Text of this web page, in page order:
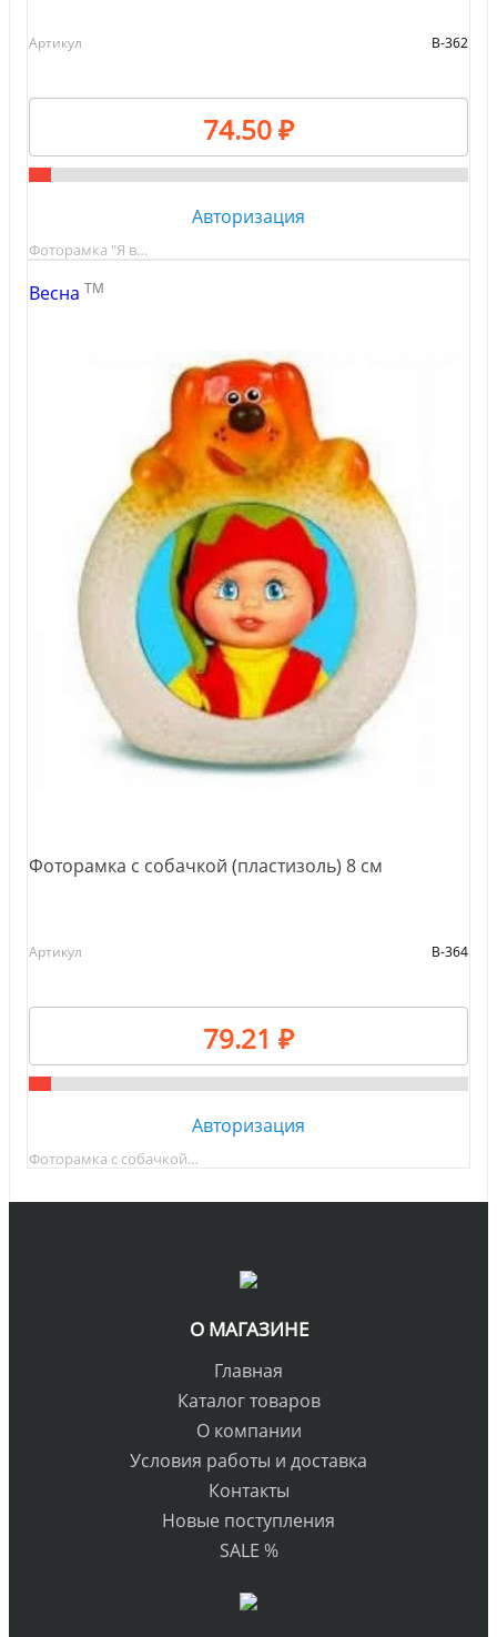
Артикул В-362
74.50 ₽
Авторизация
Фоторамка "Я в…
Весна TM
Фоторамка с собачкой (пластизоль) 8 см
Артикул В-364
79.21 ₽
Авторизация
Фоторамка с собачкой…
О МАГАЗИНЕ
Главная
Каталог товаров
О компании
Условия работы и доставка
Контакты
Новые поступления
SALE %